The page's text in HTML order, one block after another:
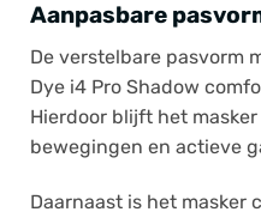
Aanpasbare
De verstelbare pasvorm
Dye i4 Pro Shadow
Hierdoor blijft het
bewegingen en actieve
Daarnaast is het masker